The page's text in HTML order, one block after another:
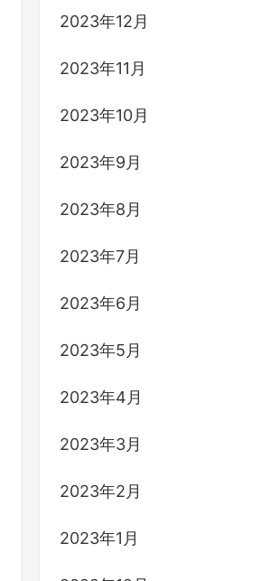
2023年12月
2023年11月
2023年10月
2023年9月
2023年8月
2023年7月
2023年6月
2023年5月
2023年4月
2023年3月
2023年2月
2023年1月